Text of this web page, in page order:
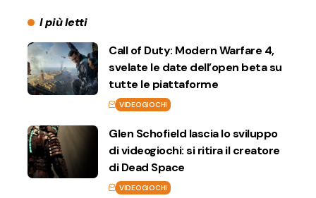
I più letti
Call of Duty: Modern Warfare 4,
svelate le date dell’open beta su
tutte le piattaforme
VIDEOGIOCHI
Glen Schofield lascia lo sviluppo
di videogiochi: si ritira il creatore
di Dead Space
VIDEOGIOCHI